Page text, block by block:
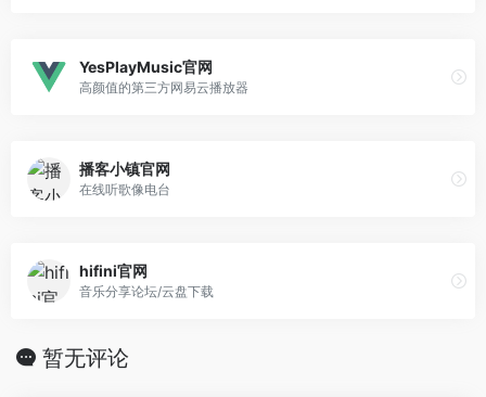
YesPlayMusic官网
高颜值的第三方网易云播放器
播客小镇官网
在线听歌像电台
hifini官网
音乐分享论坛/云盘下载
暂无评论